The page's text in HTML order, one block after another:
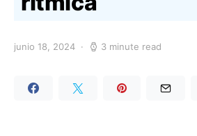
junio 18, 2024 3 minute read